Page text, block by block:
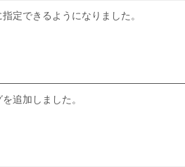
定できるようになりました。
追加しました。